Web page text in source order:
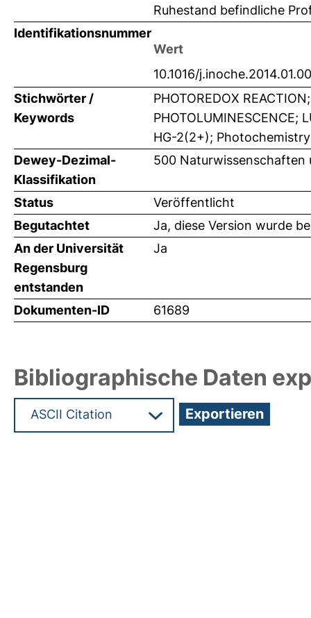
Ruhestand befindliche
Identifikationsnummer
Wert
10.1016/
Stichwörter /
Keywords
PHOTOREDOX
PHOTOLUMINESCENCE;
HG-2(2+);
Dewey-Dezimal-
Klassifikation
500 Naturwissenschaften
Status
Veröffentlicht
Begutachtet
Ja, diese Version wurde
An der Universität
Regensburg
entstanden
Ja
Dokumenten-ID 61689
Bibliographische Daten